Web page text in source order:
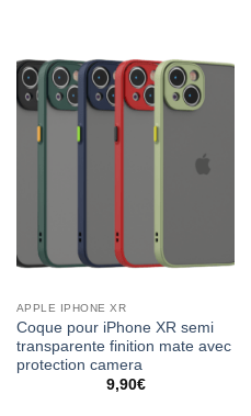
APPLE IPHONE XR
Coque pour iPhone XR semi
transparente finition mate avec
protection camera
9,90€